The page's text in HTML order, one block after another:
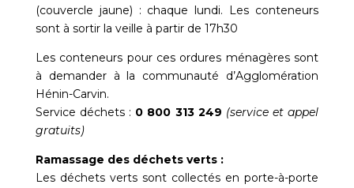
(couvercle jaune) : chaque lundi. Les conteneurs
sont à sortir la veille à partir de 17h30
Les conteneurs pour ces ordures ménagères sont
à demander à la communauté d’Agglomération
Hénin-Carvin.
Service déchets : 0 800 313 249 (service et appel
gratuits)
Ramassage des déchets verts :
Les déchets verts sont collectés en porte-à-porte